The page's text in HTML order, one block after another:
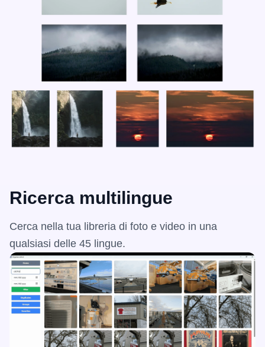
Ricerca multilingue
Cerca nella tua libreria di foto e video in una
qualsiasi delle 45 lingue.